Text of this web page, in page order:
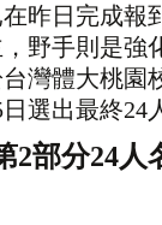
昨日完成報
野手則是強
灣體大桃園
日選出最終24
2部分24人